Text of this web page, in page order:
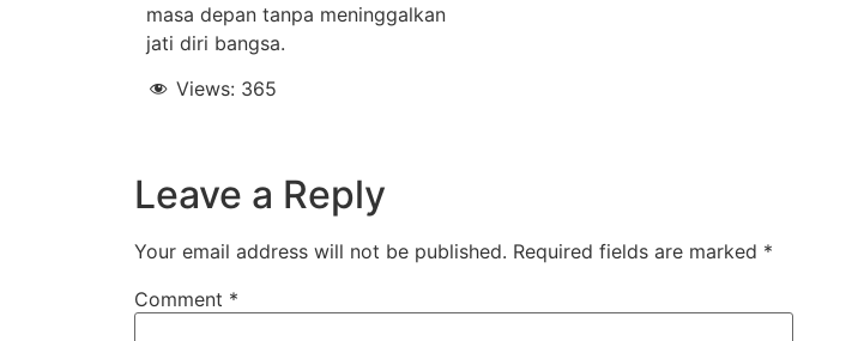
masa depan tanpa meninggalkan
jati diri bangsa.
Views: 365
Leave a Reply
Your email address will not be published. Required fields are marked *
Comment *